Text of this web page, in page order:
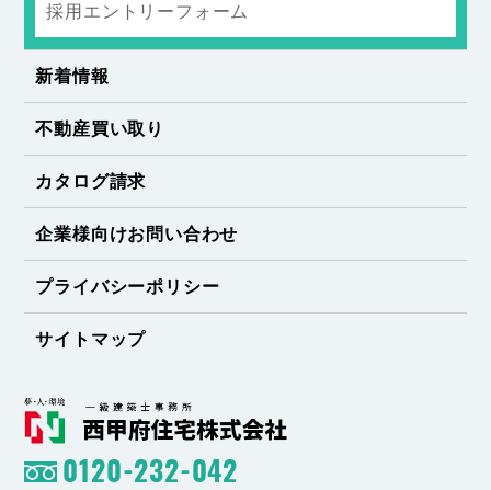
採用エントリーフォーム
新着情報
不動産買い取り
カタログ請求
企業様向けお問い合わせ
プライバシーポリシー
サイトマップ
0120-232-042